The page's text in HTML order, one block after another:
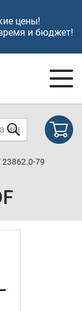
цены!
и бюджет!
79